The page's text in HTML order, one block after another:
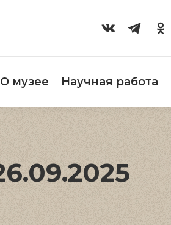
О музее Научная работа
О музее